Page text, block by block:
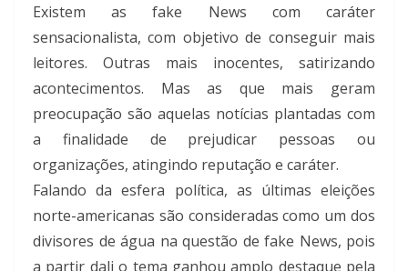
Existem as fake News com caráter
sensacionalista, com objetivo de conseguir mais
leitores. Outras mais inocentes, satirizando
acontecimentos. Mas as que mais geram
preocupação são aquelas notícias plantadas com
a finalidade de prejudicar pessoas ou
organizações, atingindo reputação e caráter.
Falando da esfera política, as últimas eleições
norte-americanas são consideradas como um dos
divisores de água na questão de fake News, pois
a partir dali o tema ganhou amplo destaque pela